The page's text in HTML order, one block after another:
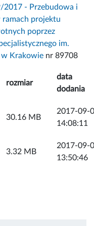
2017 - Przebudowa i
ramach projektu
poprzez
im.
w Krakowie nr 89708
rozmiar
data
dodania
30.16 MB
2017-09-
14:08:11
3.32 MB
2017-09-
13:50:46